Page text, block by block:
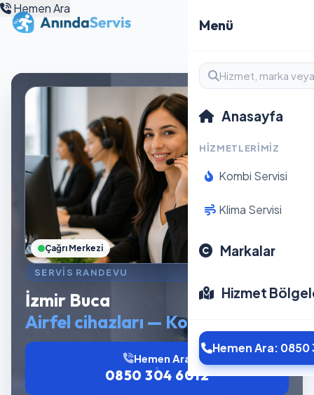
Menü
Anasayfa
HIZMETLERIMIZ
Kombi Servisi
Klima Servisi
Markalar
Hizmet
Hemen Ara: 0850
Hemen Ara
SERVIS RANDEVU
İzmir Buca
Airfel cihazları — Kombi Servisi
Hemen Ara
0850 304 6012
Çağrı Merkezi